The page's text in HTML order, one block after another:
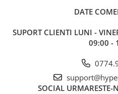
DATE
SUPORT CLIENTI LUNI -
09:00 -
SOCIAL URMARESTE-